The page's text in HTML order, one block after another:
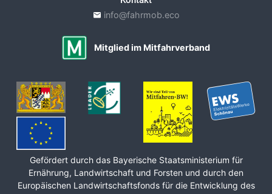
info@fahrmob.eco
Mitglied im Mitfahrverband
Gefördert durch das Bayerische Staats­ministerium für
Ernährung, Land­wirt­schaft und Forsten und durch den
Europäischen Land­wirt­schafts­fonds für die Ent­wicklung des